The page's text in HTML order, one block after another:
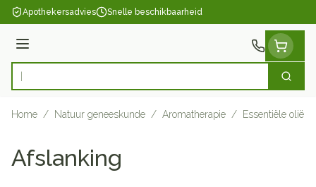
Ga naar de inhoud
Apothekersadvies Snelle beschikbaarheid
Menu
Product, merk, categorie... Zoek
Home / Natuur geneeskunde / Aromatherapie / Essentiële oliën
Afslanking